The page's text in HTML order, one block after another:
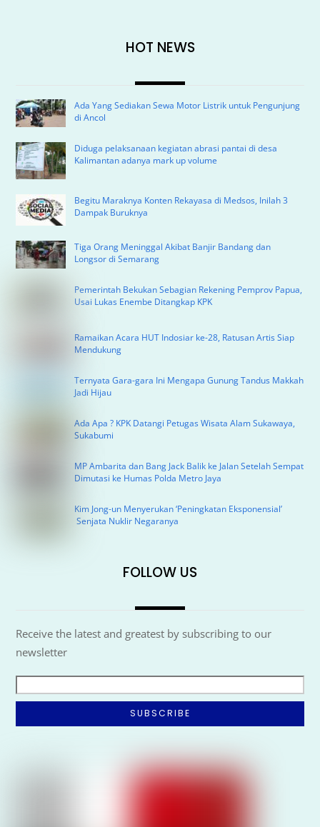
HOT NEWS
Ada Yang Sediakan Sewa Motor Listrik untuk Pengunjung
di Ancol
Diduga pelaksanaan kegiatan abrasi pantai di desa
Kalimantan adanya mark up volume
Begitu Maraknya Konten Rekayasa di Medsos, Inilah 3
Dampak Buruknya
Tiga Orang Meninggal Akibat Banjir Bandang dan
Longsor di Semarang
Pemerintah Bekukan Sebagian Rekening Pemprov Papua,
Usai Lukas Enembe Ditangkap KPK
Ramaikan Acara HUT Indosiar ke-28, Ratusan Artis Siap
Mendukung
Ternyata Gara-gara Ini Mengapa Gunung Tandus Makkah
Jadi Hijau
Ada Apa ? KPK Datangi Petugas Wisata Alam Sukawaya,
Sukabumi
MP Ambarita dan Bang Jack Balik ke Jalan Setelah Sempat
Dimutasi ke Humas Polda Metro Jaya
Kim Jong-un Menyerukan ‘Peningkatan Eksponensial’
Senjata Nuklir Negaranya
FOLLOW US
Receive the latest and greatest by subscribing to our
newsletter